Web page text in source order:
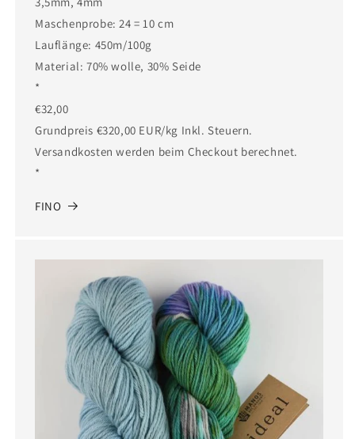
Maschenprobe: 24 = 10 cm
Lauflänge: 450m/100g
Material: 70% wolle, 30% Seide
*
€32,00
Grundpreis €320,00 EUR/kg Inkl. Steuern.
Versandkosten werden beim Checkout berechnet.
*
FINO